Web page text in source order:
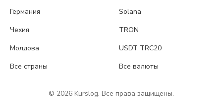
Германия
Чехия
Молдова
Все страны
Solana
TRON
USDT TRC20
Все валюты
© 2026 Kurslog. Все права защищены.